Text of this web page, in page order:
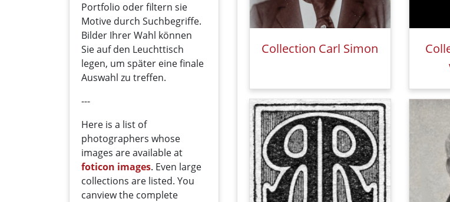
Portfolio oder filtern sie
Motive durch Suchbegriffe.
Bilder Ihrer Wahl können
Sie auf den Leuchttisch
legen, um später eine finale
Auswahl zu treffen.
---
Here is a list of
photographers whose
images areavailableat
foticon images. Even large
collections are listed. You
canview the complete
Collection Carl Simon